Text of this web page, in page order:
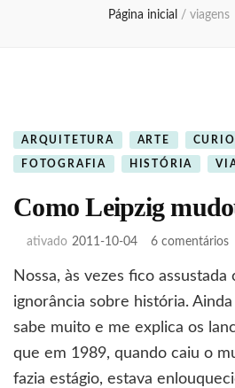
Página inicial / viagens
ARQUITETURA ARTE
FOTOGRAFIA HISTÓRIA
Como Leipzig
ativado 2011-10-04 6 comentários
Nossa, às vezes fico assustada
ignorância sobre história.
sabe muito e me explica os
que em 1989, quando caiu o
fazia estágio, estava